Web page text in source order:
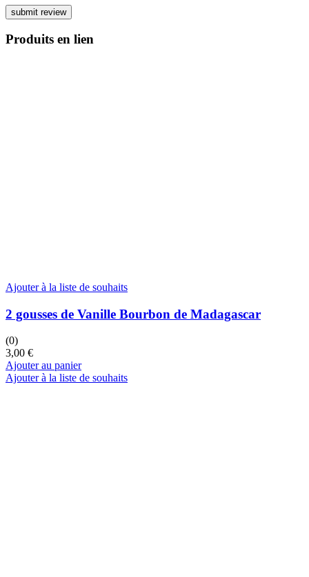
Produits en lien
Ajouter à la liste de souhaits
2 gousses de Vanille Bourbon de Madagascar
(0)
3,00 €
Ajouter au panier
Ajouter à la liste de souhaits